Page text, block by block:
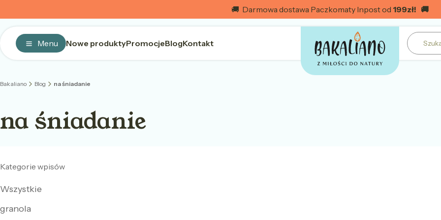
🚚 Darmowa dostawa Paczkomaty Inpost od 199zł! 🚚
Menu Nowe produktyPromocjeBlogKontakt
Bakaliano Blog na śniadanie
na śniadanie
Kategorie wpisów
Wszystkie
granola